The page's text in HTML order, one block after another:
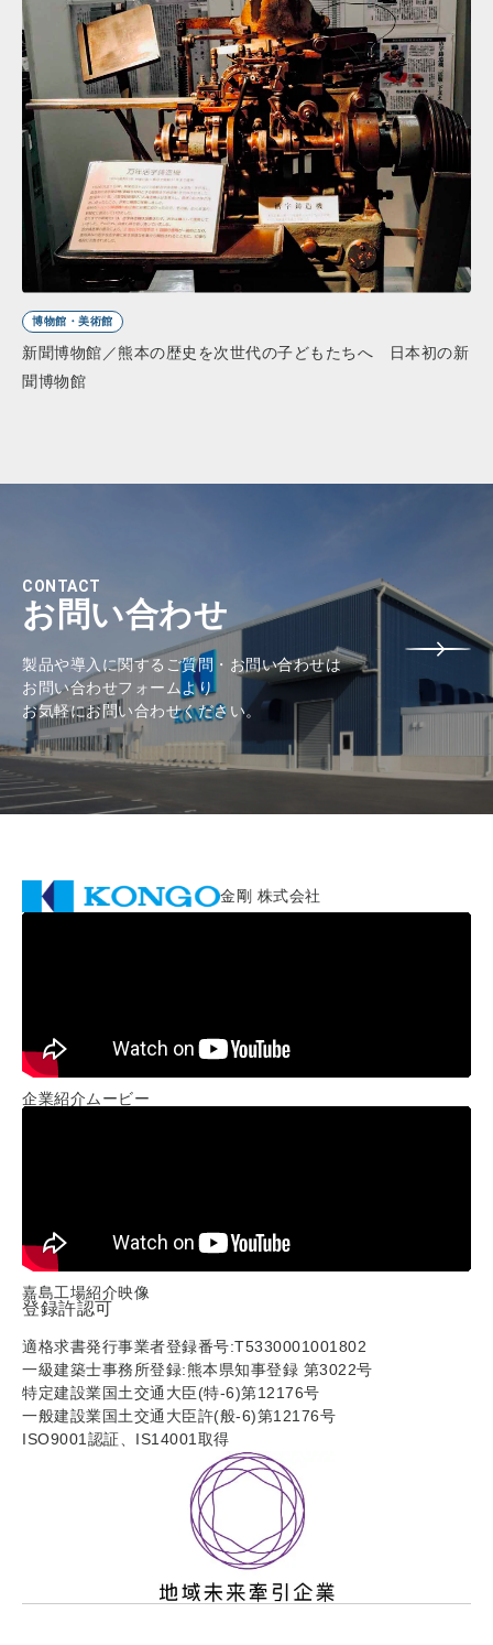
博物館・美術館
新聞博物館／熊本の歴史を次世代の子どもたちへ 日本初の新
聞博物館
CONTACT
お問い合わせ
製品や導入に関するご質問・お問い合わせは
お問い合わせフォームより
お気軽にお問い合わせください。
金剛 株式会社
企業紹介ムービー
嘉島工場紹介映像
登録許認可
適格求書発行事業者登録番号:T5330001001802
一級建築士事務所登録:熊本県知事登録 第3022号
特定建設業国土交通大臣(特-6)第12176号
一般建設業国土交通大臣許(般-6)第12176号
ISO9001認証、IS14001取得